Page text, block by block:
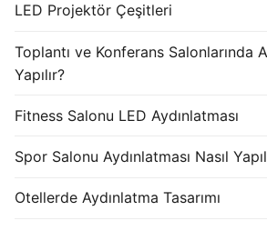
LED Projektör Çeşitleri
Toplantı ve Konferans Salonlarında
Yapılır?
Fitness Salonu LED Aydınlatması
Spor Salonu Aydınlatması Nasıl
Otellerde Aydınlatma Tasarımı